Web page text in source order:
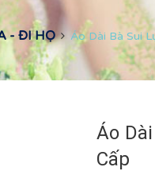
- ĐI HỌ Áo Dài Bà Sui
Áo
Cấp